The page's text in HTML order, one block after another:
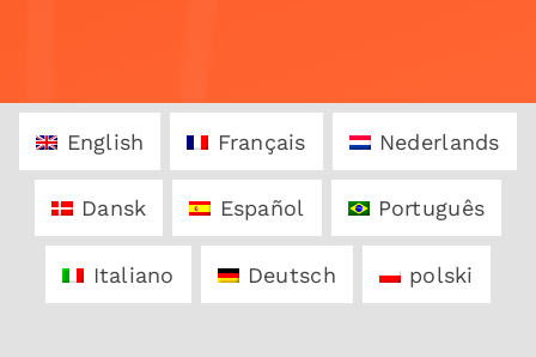
English Français Nederlands
Dansk Español Português
Italiano Deutsch polski